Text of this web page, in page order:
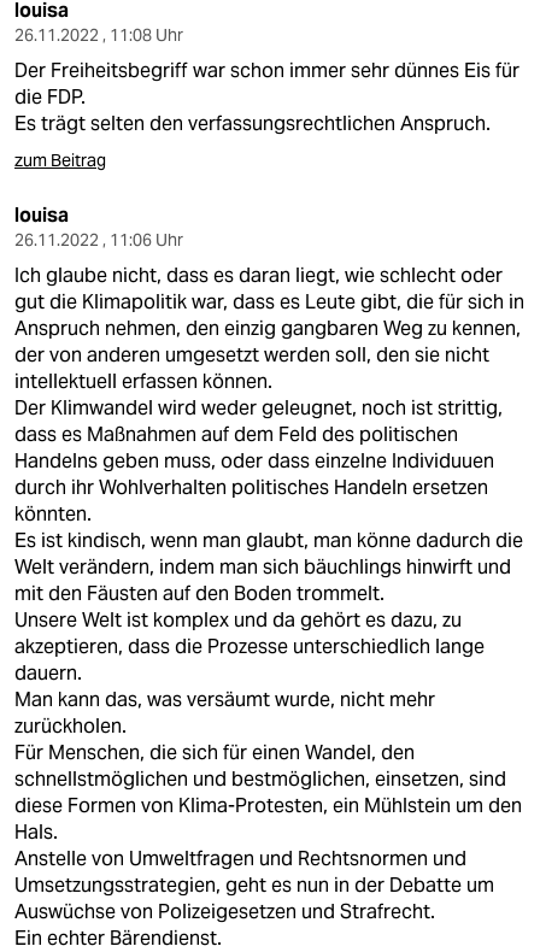
louisa
26.11.2022 , 11:08 Uhr
Der Freiheitsbegriff war schon immer sehr dünnes Eis für
die FDP.
Es trägt selten den verfassungsrechtlichen Anspruch.
zum Beitrag
louisa
26.11.2022 , 11:06 Uhr
Ich glaube nicht, dass es daran liegt, wie schlecht oder
gut die Klimapolitik war, dass es Leute gibt, die für sich in
Anspruch nehmen, den einzig gangbaren Weg zu kennen,
der von anderen umgesetzt werden soll, den sie nicht
intellektuell erfassen können.
Der Klimwandel wird weder geleugnet, noch ist strittig,
dass es Maßnahmen auf dem Feld des politischen
Handelns geben muss, oder dass einzelne Individuuen
durch ihr Wohlverhalten politisches Handeln ersetzen
könnten.
Es ist kindisch, wenn man glaubt, man könne dadurch die
Welt verändern, indem man sich bäuchlings hinwirft und
mit den Fäusten auf den Boden trommelt.
Unsere Welt ist komplex und da gehört es dazu, zu
akzeptieren, dass die Prozesse unterschiedlich lange
dauern.
Man kann das, was versäumt wurde, nicht mehr
zurückholen.
Für Menschen, die sich für einen Wandel, den
schnellstmöglichen und bestmöglichen, einsetzen, sind
diese Formen von Klima-Protesten, ein Mühlstein um den
Hals.
Anstelle von Umweltfragen und Rechtsnormen und
Umsetzungsstrategien, geht es nun in der Debatte um
Auswüchse von Polizeigesetzen und Strafrecht.
Ein echter Bärendienst.